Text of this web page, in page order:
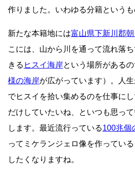
作りました。いわゆる分籍というも
新たな本籍地には富山県下新川郡
こには、山から川を通って流れ落
きる ヒスイ海岸という場所がある
様の海岸が広がっています）。人
でヒスイを拾い集めるのを仕事に
だけしていたいね、といつも思っ
します。最近流行っている100兆個
ってミケランジェロ像を作ってい
したくなりますね。